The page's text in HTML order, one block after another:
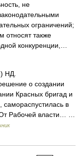
не
ограничений;
относят также
конкуренции,…
НД.
о создании
Красных бригад и
самораспустилась в
Рабочей власти… …